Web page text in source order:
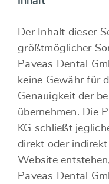
Der Inhalt dieser
größtmöglicher
Paveas Dental
keine Gewähr für
Genauigkeit der
übernehmen. Die
KG schließt
direkt oder
Website
Paveas Dental